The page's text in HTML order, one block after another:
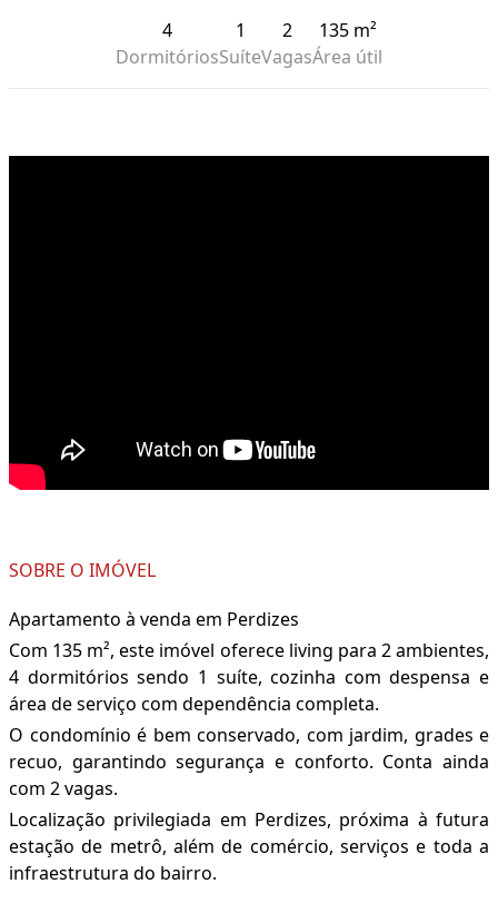
4
Dormitórios
1
Suíte
2
Vagas
135 m²
Área útil
SOBRE O IMÓVEL
Apartamento à venda em Perdizes
Com 135 m², este imóvel oferece living para 2 ambientes,
4 dormitórios sendo 1 suíte, cozinha com despensa e
área de serviço com dependência completa.
O condomínio é bem conservado, com jardim, grades e
recuo, garantindo segurança e conforto. Conta ainda
com 2 vagas.
Localização privilegiada em Perdizes, próxima à futura
estação de metrô, além de comércio, serviços e toda a
infraestrutura do bairro.